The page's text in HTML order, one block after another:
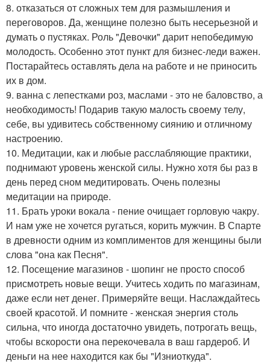
8. отказаться от сложных тем для размышления и
переговоров. Да, женщине полезно быть несерьезной и
думать о пустяках. Роль "Девочки" дарит непобедимую
молодость. Особенно этот пункт для бизнес-леди важен.
Постарайтесь оставлять дела на работе и не приносить
их в дом.
9. ванна с лепестками роз, маслами - это не баловство, а
необходимость! Подарив такую малость своему телу,
себе, вы удивитесь собственному сиянию и отличному
настроению.
10. Медитации, как и любые расслабляющие практики,
поднимают уровень женской силы. Нужно хотя бы раз в
день перед сном медитировать. Очень полезны
медитации на природе.
11. Брать уроки вокала - пение очищает горловую чакру.
И нам уже не хочется ругаться, корить мужчин. В Спарте
в древности одним из комплиментов для женщины были
слова "она как Песня".
12. Посещение магазинов - шопинг не просто способ
присмотреть новые вещи. Учитесь ходить по магазинам,
даже если нет денег. Примеряйте вещи. Наслаждайтесь
своей красотой. И помните - женская энергия столь
сильна, что иногда достаточно увидеть, потрогать вещь,
чтобы вскорости она перекочевала в ваш гардероб. И
деньги на нее находится как бы "Изниоткуда".